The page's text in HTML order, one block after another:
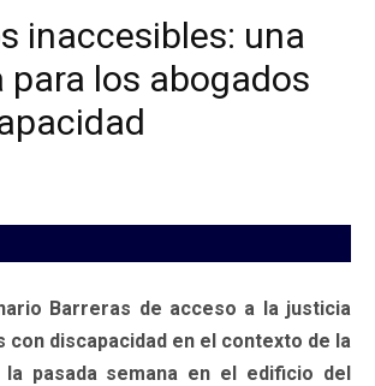
inaccesibles: una
para los abogados
Barreras de acceso a la justicia
con discapacidad en el contexto de la
pasada semana en el edificio del